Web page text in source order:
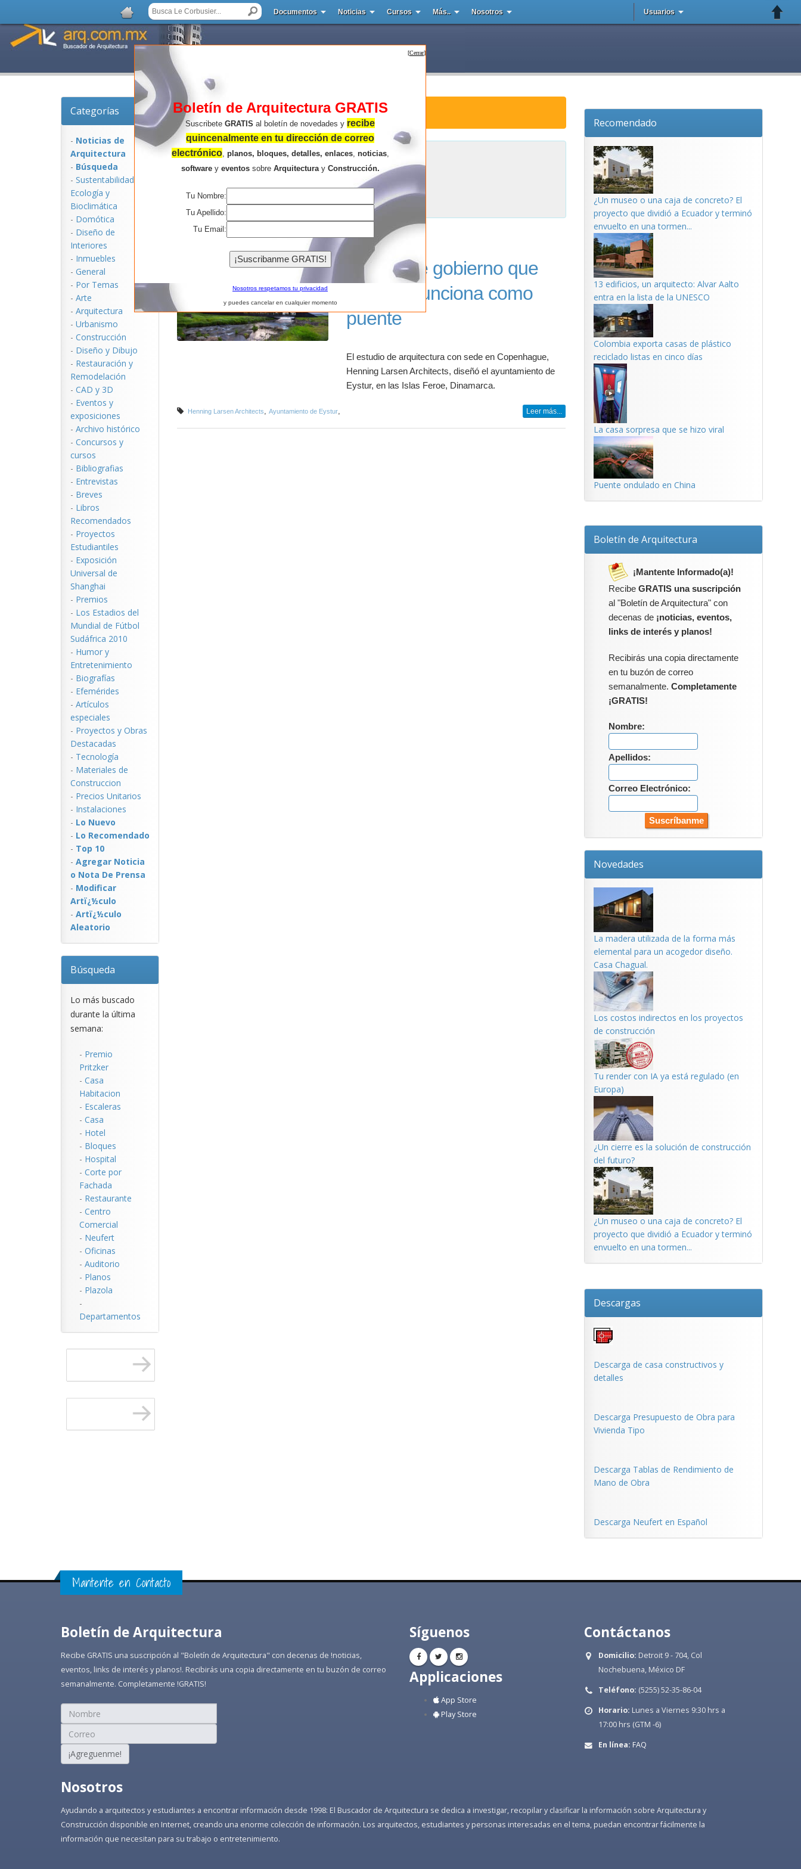
Documentos Noticias Cursos Más.. Nosotros Usuarios
Categorías
- Noticias de
Arquitectura
- Búsqueda
- Sustentabilidad,
Ecologí­a y
Bioclimática
- Domótica
- Diseño de
Interiores
- Inmuebles
- General
- Por Temas
- Arte
- Arquitectura
- Urbanismo
- Construcción
- Diseño y Dibujo
- Restauración y
Remodelación
- CAD y 3D
- Eventos y
exposiciones
- Archivo histórico
- Concursos y
cursos
- Bibliografias
- Entrevistas
- Breves
- Libros
Recomendados
- Proyectos
Estudiantiles
- Exposición
Universal de
Shanghai
- Premios
- Los Estadios del
Mundial de Fútbol
Sudáfrica 2010
- Humor y
Entretenimiento
- Biografías
- Efemérides
- Artículos
especiales
- Proyectos y Obras
Destacadas
- Tecnología
- Materiales de
Construccion
- Precios Unitarios
- Instalaciones
- Lo Nuevo
- Lo Recomendado
- Top 10
- Agregar Noticia
o Nota De Prensa
- Modificar
Artï¿½culo
- Artï¿½culo
Aleatorio
Búsqueda
Lo más buscado
durante la última
semana:
- Premio
Pritzker
- Casa
Habitacion
- Escaleras
- Casa
- Hotel
- Bloques
- Hospital
- Corte por
Fachada
- Restaurante
- Centro
Comercial
- Neufert
- Oficinas
- Auditorio
- Planos
- Plazola
-
Departamentos
Noticias de Arquitectura : Ayuntamiento de Eystur
Ayuntamiento de Eystur
Resultados de la búsqueda .
Edificio de gobierno que
también funciona como
puente
El estudio de arquitectura con sede en Copenhague,
Henning Larsen Architects, diseñó el ayuntamiento de
Eystur, en las Islas Feroe, Dinamarca.
Henning Larsen Architects, Ayuntamiento de Eystur, Leer más...
Recomendado
¿Un museo o una caja de concreto? El
proyecto que dividió a Ecuador y terminó
envuelto en una tormen...
13 edificios, un arquitecto: Alvar Aalto
entra en la lista de la UNESCO
Colombia exporta casas de plástico
reciclado listas en cinco días
La casa sorpresa que se hizo viral
Puente ondulado en China
Boletín de Arquitectura
¡Mantente Informado(a)!
Recibe GRATIS una suscripción
al "Boletín de Arquitectura" con
decenas de ¡noticias, eventos,
links de interés y planos!
Recibirás una copia directamente
en tu buzón de correo
semanalmente. Completamente
¡GRATIS!
Nombre:
Apellidos:
Correo Electrónico:
Novedades
La madera utilizada de la forma más
elemental para un acogedor diseño.
Casa Chagual.
Los costos indirectos en los proyectos
de construcción
Tu render con IA ya está regulado (en
Europa)
¿Un cierre es la solución de construcción
del futuro?
¿Un museo o una caja de concreto? El
proyecto que dividió a Ecuador y terminó
envuelto en una tormen...
Descargas
Descarga de casa constructivos y
detalles
Descarga Presupuesto de Obra para
Vivienda Tipo
Descarga Tablas de Rendimiento de
Mano de Obra
Descarga Neufert en Español
Mantente en Contacto
Boletín de Arquitectura
Recibe GRATIS una suscripción al "Boletín de Arquitectura" con decenas de !noticias,
eventos, links de interés y planos!. Recibirás una copia directamente en tu buzón de correo
semanalmente. Completamente !GRATIS!
¡Agreguenme!
Síguenos
Applicaciones
App Store
Play Store
Contáctanos
Domicilio: Detroit 9 - 704, Col
Nochebuena, México DF
Teléfono: (5255) 52-35-86-04
Horario: Lunes a Viernes 9:30 hrs a
17:00 hrs (GTM -6)
En línea: FAQ
Nosotros
Ayudando a arquitectos y estudiantes a encontrar información desde 1998: El Buscador de Arquitectura se dedica a investigar, recopilar y clasificar la información sobre Arquitectura y
Construcción disponible en Internet, creando una enorme colección de información. Los arquitectos, estudiantes y personas interesadas en el tema, puedan encontrar fácilmente la
información que necesitan para su trabajo o entretenimiento.
[Cerrar]
Boletín de Arquitectura GRATIS
Suscribete GRATIS al boletín de novedades y recibe
quincenalmente en tu dirección de correo
electrónico, planos, bloques, detalles, enlaces, noticias,
softwarey eventossobre Arquitecturay Construcción.
Tu Nombre:
Tu Apellido:
Tu Email:
Nosotros respetamos tu privacidad
y puedes cancelar en cualquier momento